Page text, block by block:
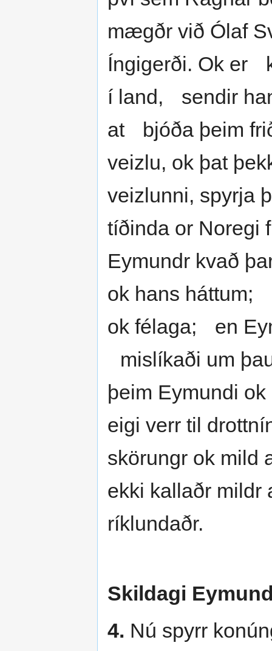
mægðr við Ólaf
Íngigerði. Ok er
í land, sendir
at bjóða þeim
veizlu, ok þat
veizlunni, spyrja
tíðinda or Noregi
Eymundr kvað
ok hans háttum;
ok félaga; en
mislíkaði um
þeim Eymundi
eigi verr til
skörungr ok mild
ekki kallaðr mildr
ríklundaðr.
Skildagi
4. Nú spyrr